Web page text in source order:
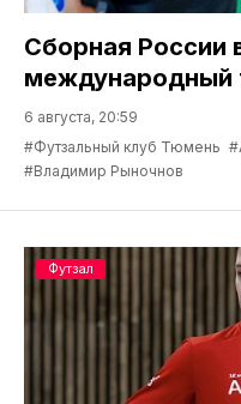
Сборная России
международный
6 августа, 20:59
#Футзальный клуб Тюмень
#Владимир Рыночнов
Футзал